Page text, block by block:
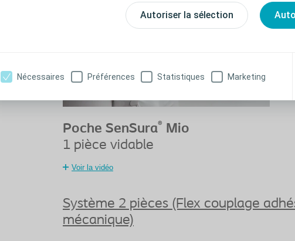
Autoriser la sélection
Nécessaires Préférences Statistiques Marketing
Poche SenSura®
Mio
1 pièce vidable
Voir la vidéo
Système 2 pièces (Flex couplage
mécanique)